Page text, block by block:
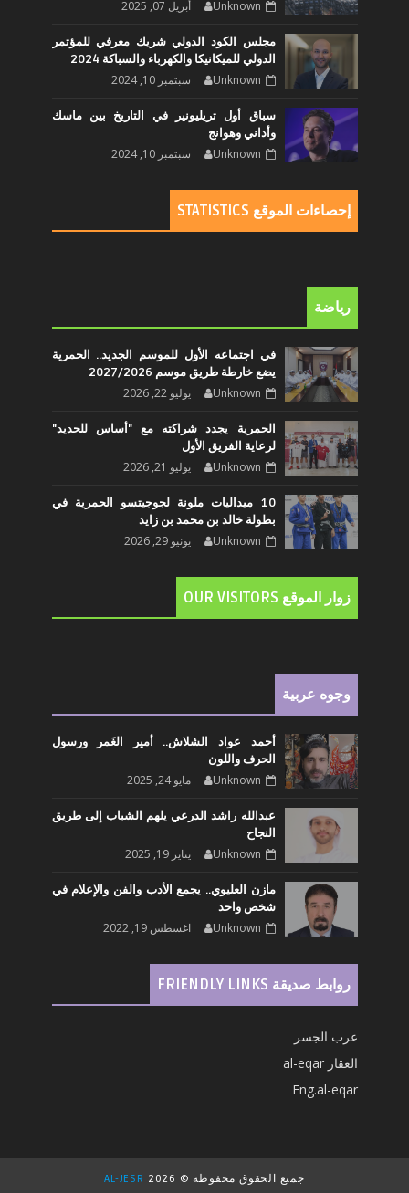
Unknown أبريل 07, 2025
مجلس الكود الدولي شريك معرفي للمؤتمر
الدولي للميكانيكا والكهرباء والسباكة 2024
Unknown سبتمبر 10, 2024
سباق أول تريليونير في التاريخ بين ماسك
وأداني وهوانج
Unknown سبتمبر 10, 2024
إحصاءات الموقع STATISTICS
رياضة
في اجتماعه الأول للموسم الجديد.. الحمرية
يضع خارطة طريق موسم 2027/2026
Unknown يوليو 22, 2026
الحمرية يجدد شراكته مع "أساس للحديد"
لرعاية الفريق الأول
Unknown يوليو 21, 2026
10 ميداليات ملونة لجوجيتسو الحمرية في
بطولة خالد بن محمد بن زايد
Unknown يونيو 29, 2026
زوار الموقع OUR VISITORS
وجوه عربية
أحمد عواد الشلاش.. أمير الغَمر ورسول
الحرف واللون
Unknown مايو 24, 2025
عبدالله راشد الدرعي يلهم الشباب إلى طريق
النجاح
Unknown يناير 19, 2025
مازن العليوي.. يجمع الأدب والفن والإعلام في
شخص واحد
Unknown اغسطس 19, 2022
روابط صديقة FRIENDLY LINKS
عرب الجسر
العقار al-eqar
Eng.al-eqar
جميع الحقوق محفوظة © 2026
AL-JESR